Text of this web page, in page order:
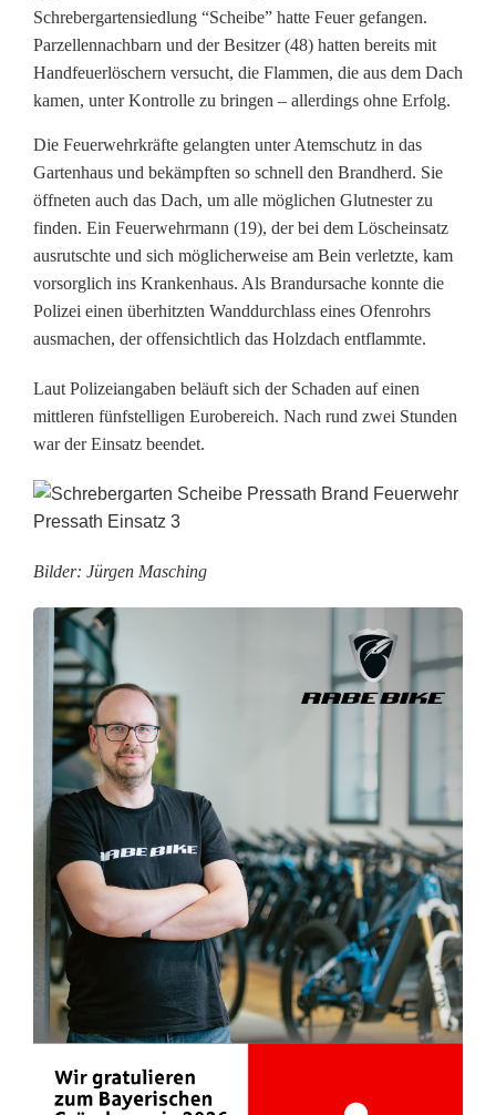
t
z
i
n
S
c
h
e
b
e
Schrebergartensiedlung “Scheibe” hatte Feuer gefangen.
Parzellennachbarn und der Besitzer (48) hatten bereits mit
Handfeuerlöschern versucht, die Flammen, die aus dem Dach
kamen, unter Kontrolle zu bringen – allerdings ohne Erfolg.
Die Feuerwehrkräfte gelangten unter Atemschutz in das
Gartenhaus und bekämpften so schnell den Brandherd. Sie
öffneten auch das Dach, um alle möglichen Glutnester zu
finden. Ein Feuerwehrmann (19), der bei dem Löscheinsatz
ausrutschte und sich möglicherweise am Bein verletzte, kam
vorsorglich ins Krankenhaus. Als Brandursache konnte die
Polizei einen überhitzten Wanddurchlass eines Ofenrohrs
ausmachen, der offensichtlich das Holzdach entflammte.
Laut Polizeiangaben beläuft sich der Schaden auf einen
mittleren fünfstelligen Eurobereich. Nach rund zwei Stunden
war der Einsatz beendet.
Bilder: Jürgen Masching